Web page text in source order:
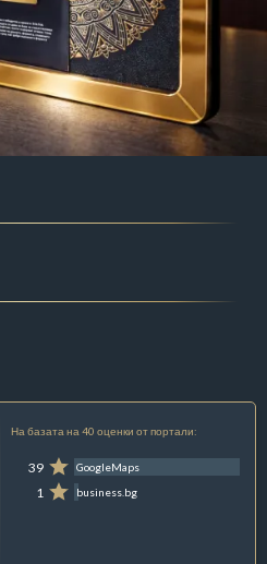
На базата на 40 оценки от портали:
39 GoogleMaps
1 business.bg